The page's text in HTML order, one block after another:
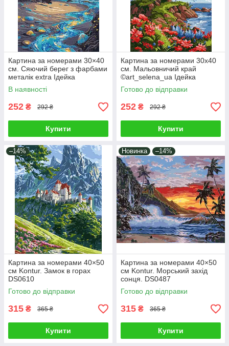
Картина за номерами 30×40
см. Сяючий берег з фарбами
металік extra Ідейка
KHO6387
В наявності
252 ₴ 292 ₴
Купити
Картина за номерами 30х40
см. Мальовничий край
©art_selena_ua Ідейка
КНО2790
Готово до відправки
252 ₴ 292 ₴
Купити
–14%
Картина за номерами 40×50
см Kontur. Замок в горах
DS0610
Готово до відправки
315 ₴ 365 ₴
Купити
Новинка –14%
Картина за номерами 40×50
см Kontur. Морський захід
сонця. DS0487
Готово до відправки
315 ₴ 365 ₴
Купити